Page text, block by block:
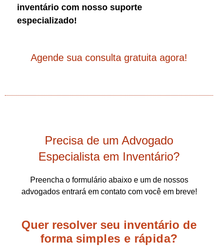
inventário com nosso suporte
especializado!
Agende sua consulta gratuita agora!
Precisa de um Advogado
Especialista em Inventário?
Preencha o formulário abaixo e um de nossos
advogados entrará em contato com você em breve!
Quer resolver seu inventário de
forma simples e rápida?